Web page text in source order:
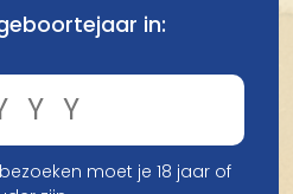
in:
moet je 18 jaar of